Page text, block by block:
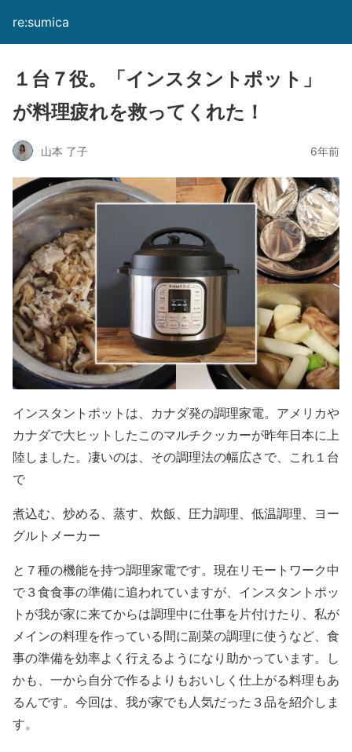
re:sumica
１台７役。「インスタントポット」
が料理疲れを救ってくれた！
山本 了子 6年前
インスタントポットは、カナダ発の調理家電。アメリカや
カナダで大ヒットしたこのマルチクッカーが昨年日本に上
陸しました。凄いのは、その調理法の幅広さで、これ１台
で
煮込む、炒める、蒸す、炊飯、圧力調理、低温調理、ヨー
グルトメーカー
と７種の機能を持つ調理家電です。現在リモートワーク中
で３食食事の準備に追われていますが、インスタントポッ
トが我が家に来てからは調理中に仕事を片付けたり、私が
メインの料理を作っている間に副菜の調理に使うなど、食
事の準備を効率よく行えるようになり助かっています。し
かも、一から自分で作るよりもおいしく仕上がる料理もあ
るんです。今回は、我が家でも人気だった３品を紹介しま
す。